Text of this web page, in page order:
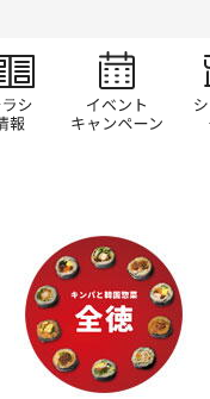
チラシ情報 イ